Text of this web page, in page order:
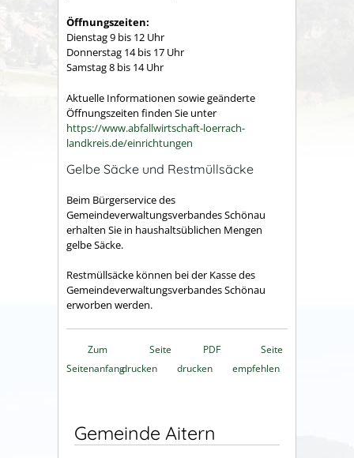
Öffnungszeiten:
Dienstag 9 bis 12 Uhr
Donnerstag 14 bis 17 Uhr
Samstag 8 bis 14 Uhr
Aktuelle Informationen sowie geänderte
Öffnungszeiten finden Sie unter
https://www.abfallwirtschaft-loerrach-
landkreis.de/einrichtungen
Gelbe Säcke und Restmüllsäcke
Beim Bürgerservice des
Gemeindeverwaltungsverbandes Schönau
erhalten Sie in haushaltsüblichen Mengen
gelbe Säcke.
Restmüllsäcke können bei der Kasse des
Gemeindeverwaltungsverbandes Schönau
erworben werden.
Zum
Seitenanfang
Seite
drucken
PDF
drucken
Seite
empfehlen
Gemeinde Aitern